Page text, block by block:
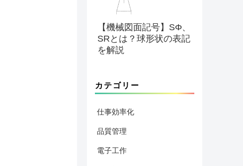
【機械図面記号】SΦ、
SRとは？球形状の表記
を解説
カテゴリー
仕事効率化
品質管理
電子工作